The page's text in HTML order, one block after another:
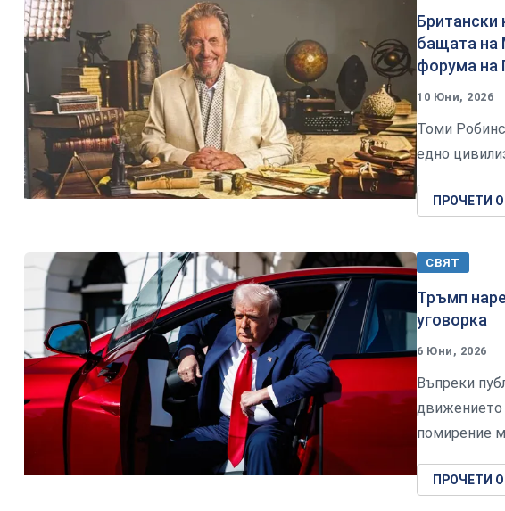
Британски
бащата на
форума на
10 Юни, 2026
Томи
едно
ПРОЧЕТИ
СВЯТ
Тръмп
уговорка
6 Юни, 2026
Въпреки
движението
помирение
ПРОЧЕТИ